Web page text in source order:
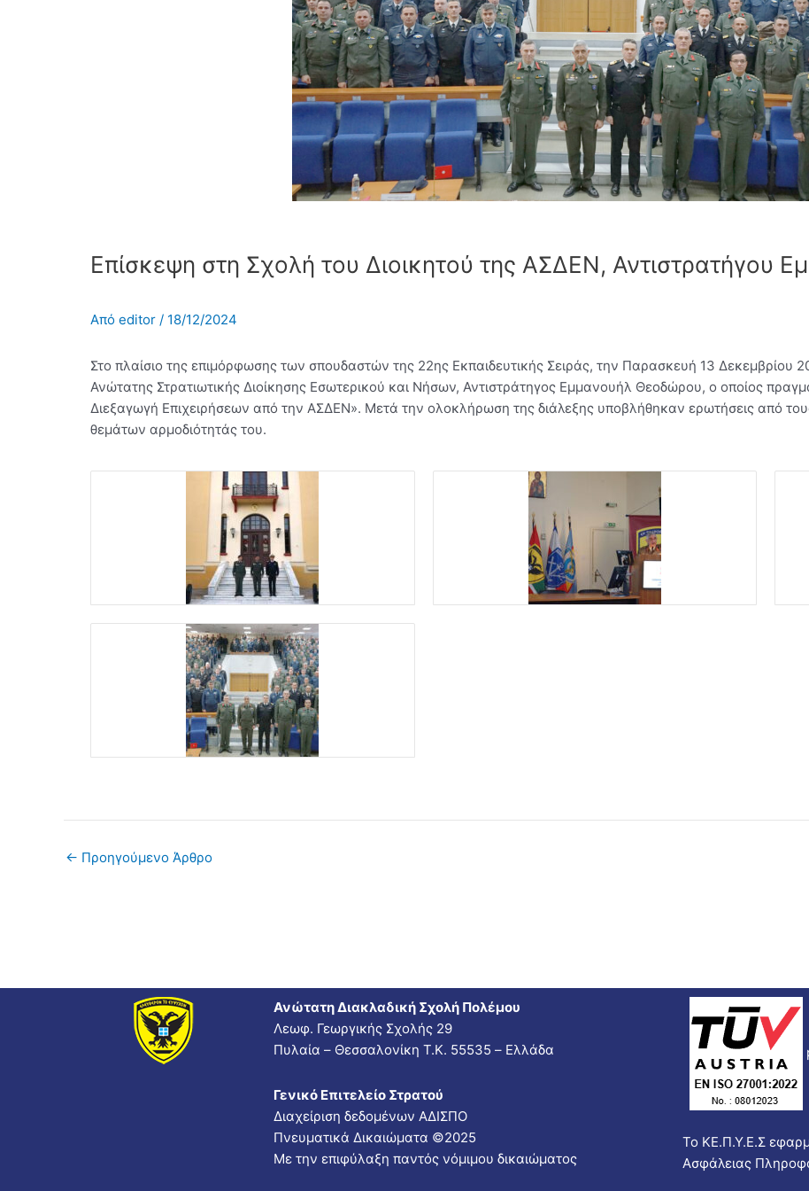
Επίσκεψη στη Σχολή του Διοικητού της ΑΣΔΕΝ, Αντιστρατήγου
Από editor / 18/12/2024
Στο πλαίσιο της επιμόρφωσης των σπουδαστών της 22ης Εκπαιδευτικής Σειράς, την Παρασκευή 13 Δεκεμβρίου
Ανώτατης Στρατιωτικής Διοίκησης Εσωτερικού και Νήσων, Αντιστράτηγος Εμμανουήλ Θεοδώρου, ο οποίος
Διεξαγωγή Επιχειρήσεων από την ΑΣΔΕΝ». Μετά την ολοκλήρωση της διάλεξης υποβλήθηκαν ερωτήσεις από
θεμάτων αρμοδιότητάς του.
← Προηγούμενο Άρθρο
Ανώτατη Διακλαδική Σχολή Πολέμου
Λεωφ. Γεωργικής Σχολής 29
Πυλαία – Θεσσαλονίκη Τ.Κ. 55535 – Ελλάδα
Γενικό Επιτελείο Στρατού
Διαχείριση δεδομένων ΑΔΙΣΠΟ
Πνευματικά Δικαιώματα ©2025
Με την επιφύλαξη παντός νόμιμου δικαιώματος
Το ΚΕ.Π.Υ.Ε.Σ
Ασφάλειας